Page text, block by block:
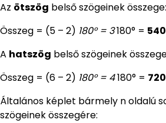
Az ötszög belső szögeinek összege:
Összeg = (5 – 2) 180° = 3180° =
A hatszög belső szögeinek
Összeg = (6 – 2) 180° = 4180° =
Általános képlet bármely n oldalú
szögeinek összegére: